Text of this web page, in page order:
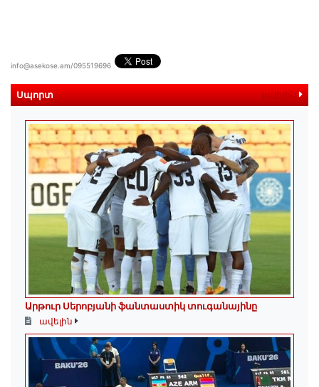
info@asekose.am/095519696
Սպորտ ավելին
Արթուր Սերոբյանի ֆանտաստիկ տուգանայինը
ավելին